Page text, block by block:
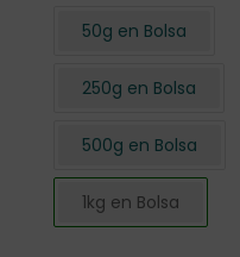
50g en Bolsa
250g en Bolsa
500g en Bolsa
1kg en Bolsa